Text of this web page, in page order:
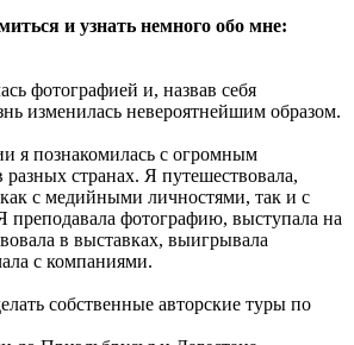
и узнать немного обо мне:
фотографией и, назвав себя
изменилась невероятнейшим образом.
я познакомилась с огромным
странах. Я путешествовала,
с медийными личностями, так и с
фотографию, выступала на
в выставках, выигрывала
с компаниями.
собственные авторские туры по